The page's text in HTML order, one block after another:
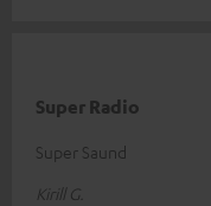
Super Radio
Super Saund
Kirill G.